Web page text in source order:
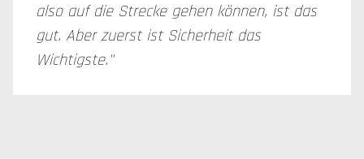
also auf die Strecke gehen können, ist das
gut. Aber zuerst ist Sicherheit das
Wichtigste."